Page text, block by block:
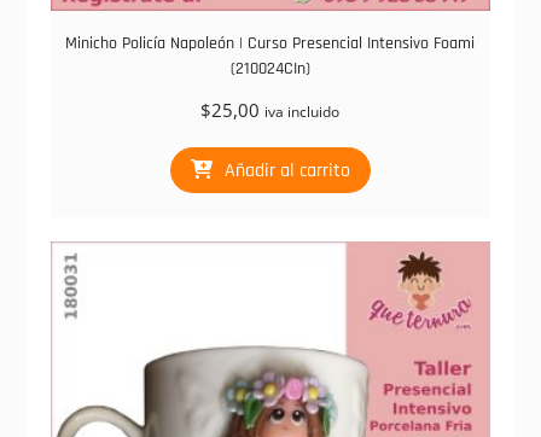
Minicho Policía Napoleón | Curso Presencial Intensivo Foami
(210024CIn)
$25,00 iva incluido
Añadir al carrito